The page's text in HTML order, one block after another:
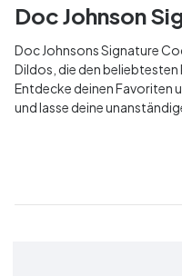
Doc Johnson
Doc Johnsons Signature
Dildos, die den
Entdecke deinen Favoriten
und lasse deine